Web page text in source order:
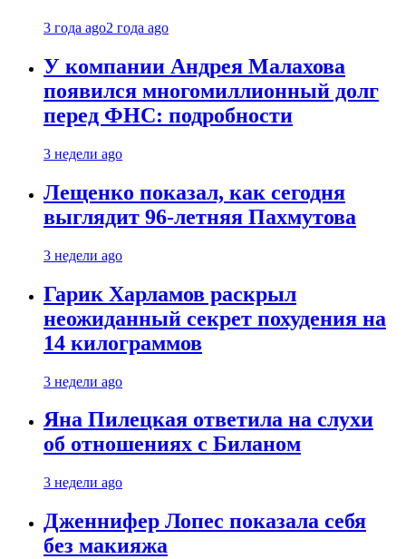
3 года ago2 года ago
У компании Андрея Малахова
появился многомиллионный долг
перед ФНС: подробности
3 недели ago
Лещенко показал, как сегодня
выглядит 96-летняя Пахмутова
3 недели ago
Гарик Харламов раскрыл
неожиданный секрет похудения на
14 килограммов
3 недели ago
Яна Пилецкая ответила на слухи
об отношениях с Биланом
3 недели ago
Дженнифер Лопес показала себя
без макияжа